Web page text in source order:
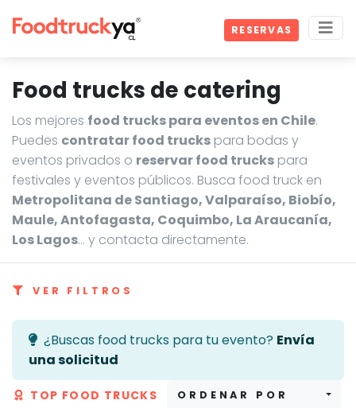
RESERVAS
Food trucks de catering
Los mejores food trucks para eventos en Chile.
Puedes contratar food trucks para bodas y
eventos privados o reservar food trucks para
festivales y eventos públicos. Busca food truck en
Metropolitana de Santiago, Valparaíso, Biobío,
Maule, Antofagasta, Coquimbo, La Araucanía,
Los Lagos… y contacta directamente.
VER FILTROS
¿Buscas food trucks para tu evento? Envía
una solicitud
TOP FOOD TRUCKS ORDENAR POR